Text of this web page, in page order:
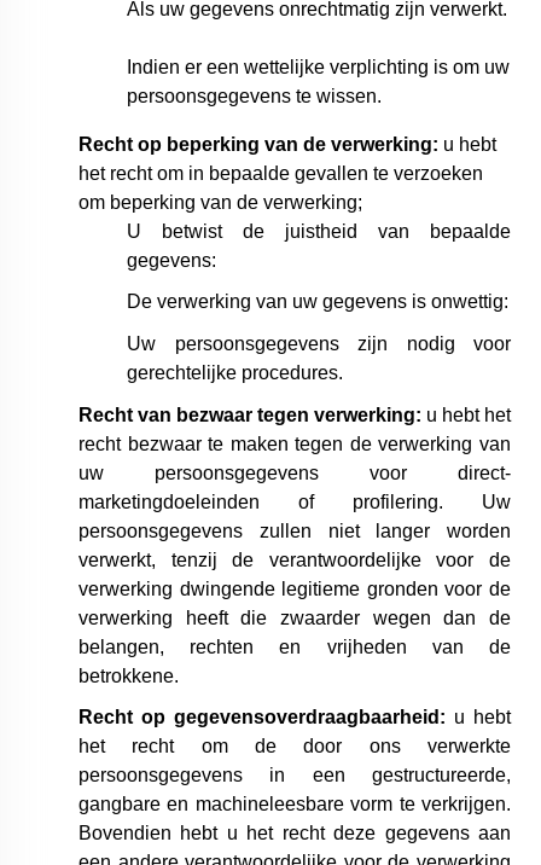
Als uw gegevens onrechtmatig zijn verwerkt.
Indien er een wettelijke verplichting is om uw
persoonsgegevens te wissen.
Recht op beperking van de verwerking: u hebt
het recht om in bepaalde gevallen te verzoeken
om beperking van de verwerking;
U betwist de juistheid van bepaalde
gegevens:
De verwerking van uw gegevens is onwettig:
Uw persoonsgegevens zijn nodig voor
gerechtelijke procedures.
Recht van bezwaar tegen verwerking: u hebt het
recht bezwaar te maken tegen de verwerking van
uw persoonsgegevens voor direct-
marketingdoeleinden of profilering. Uw
persoonsgegevens zullen niet langer worden
verwerkt, tenzij de verantwoordelijke voor de
verwerking dwingende legitieme gronden voor de
verwerking heeft die zwaarder wegen dan de
belangen, rechten en vrijheden van de
betrokkene.
Recht op gegevensoverdraagbaarheid: u hebt
het recht om de door ons verwerkte
persoonsgegevens in een gestructureerde,
gangbare en machineleesbare vorm te verkrijgen.
Bovendien hebt u het recht deze gegevens aan